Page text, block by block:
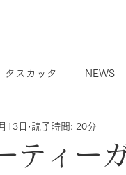
タスカッタ NEWS
ティー
13日 読了時間: 20分